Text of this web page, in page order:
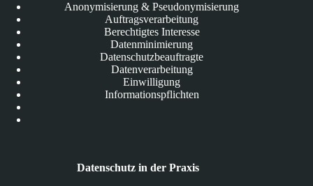
Anonymisierung & Pseudonymisierung
Auftragsverarbeitung
Berechtigtes Interesse
Datenminimierung
Datenschutzbeauftragte
Datenverarbeitung
Einwilligung
Informationspflichten
Datenschutz in der Praxis